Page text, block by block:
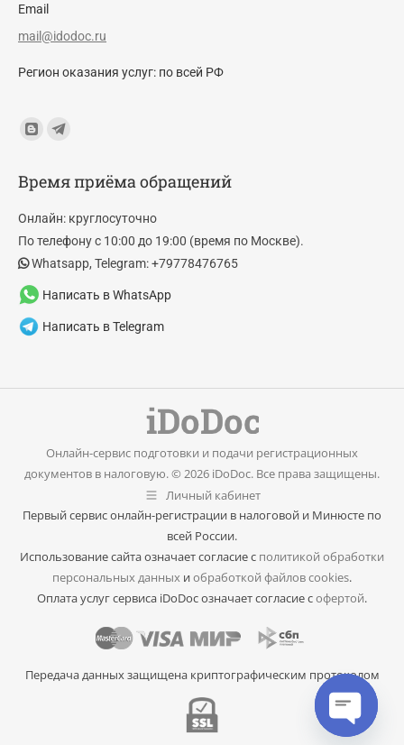
Email
mail@idodoc.ru
Регион оказания услуг: по всей РФ
Find us on:
Blogger
opens
window
Telegram
opens
new
window
Время приёма обращений
Онлайн: круглосуточно
По телефону с 10:00 до 19:00 (время по Москве).
Whatsapp, Telegram: +79778476765
Написать в WhatsApp
Написать в Telegram
Онлайн-сервис подготовки и подачи регистрационных
документов в налоговую. © 2026 iDoDoc. Все права защищены.
Личный кабинет
Первый сервис онлайн-регистрации в налоговой и Минюсте по
всей России.
Использование сайта означает согласие с политикой обработки
персональных данных иобработкой файлов cookies.
Оплата услуг сервиса iDoDoc означает согласие софертой.
Передача данных защищена криптографическим протоколом